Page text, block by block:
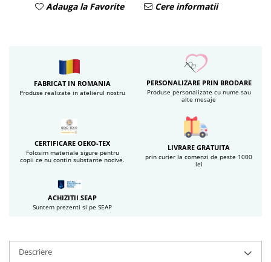
Adauga la Favorite Cere informatii
FABRICAT IN ROMANIA
Produse realizate in atelierul nostru
PERSONALIZARE PRIN BRODARE
Produse personalizate cu nume sau
alte mesaje
CERTIFICARE OEKO-TEX
Folosim materiale sigure pentru
copii ce nu contin substante nocive.
LIVRARE GRATUITA
prin curier la comenzi de peste 1000
lei
ACHIZITII SEAP
Suntem prezenti si pe SEAP
Descriere